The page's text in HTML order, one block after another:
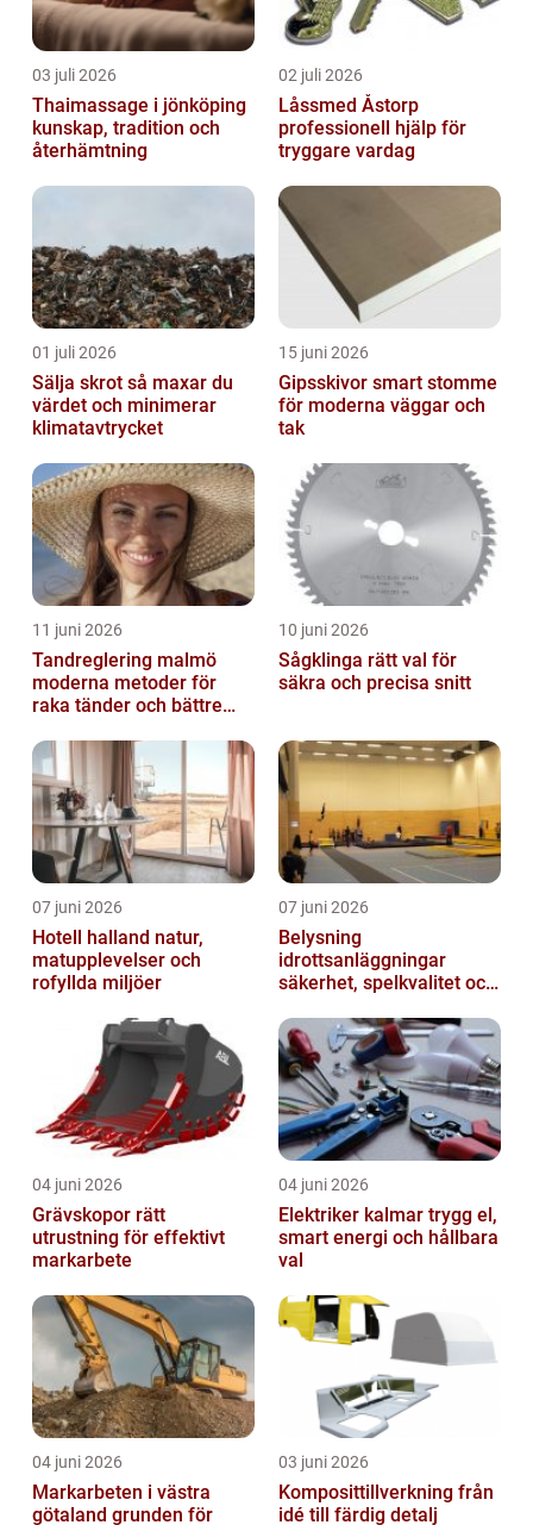
03 juli 2026
Thaimassage i jönköping
kunskap, tradition och
återhämtning
02 juli 2026
Låssmed Åstorp
professionell hjälp för
tryggare vardag
01 juli 2026
Sälja skrot så maxar du
värdet och minimerar
klimatavtrycket
15 juni 2026
Gipsskivor smart stomme
för moderna väggar och
tak
11 juni 2026
Tandreglering malmö
moderna metoder för
raka tänder och bättre
10 juni 2026
Sågklinga rätt val för
säkra och precisa snitt
07 juni 2026
Hotell halland natur,
matupplevelser och
rofyllda miljöer
07 juni 2026
Belysning
idrottsanläggningar
säkerhet, spelkvalitet och
04 juni 2026
Grävskopor rätt
utrustning för effektivt
markarbete
04 juni 2026
Elektriker kalmar trygg el,
smart energi och hållbara
val
04 juni 2026
Markarbeten i västra
götaland grunden för
03 juni 2026
Komposittillverkning från
idé till färdig detalj